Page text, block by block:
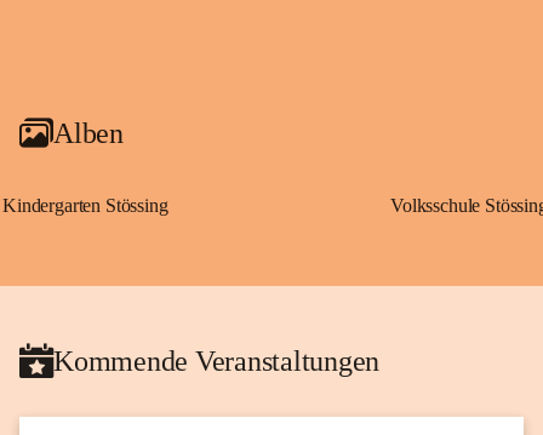
Alben
Kindergarten Stössing Volksschule
Kommende Veranstaltungen